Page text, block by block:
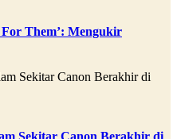
For Them’: Mengukir